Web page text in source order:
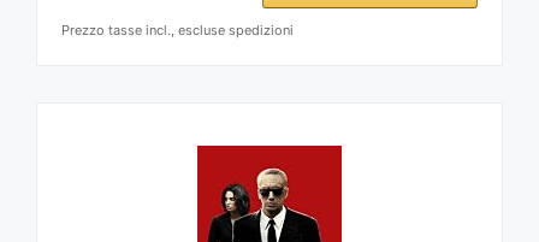
Prezzo tasse incl., escluse spedizioni